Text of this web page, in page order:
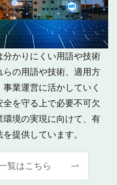
かりにくい用語や技術
の用語や技術、適用方
業運営に活かしていく
を守る上で必要不可欠
境の実現に向けて、有
提供しています。
覧はこちら